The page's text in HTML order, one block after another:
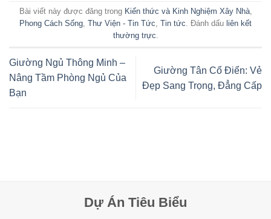
Bài viết này được đăng trong Kiến thức và Kinh Nghiệm Xây Nhà,
Phong Cách Sống, Thư Viện - Tin Tức, Tin tức. Đánh dấu liên kết
thường trực.
Giường Ngủ Thông Minh –
Nâng Tầm Phòng Ngủ Của
Bạn
Giường Tân Cổ Điển: Vẻ
Đẹp Sang Trọng, Đẳng Cấp
Dự Án Tiêu Biểu